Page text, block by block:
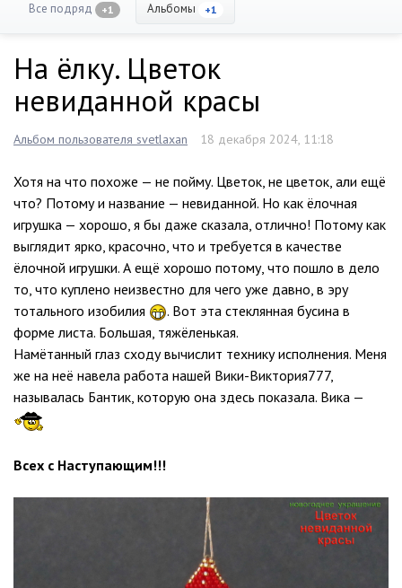
Все подряд +1 Альбомы +1
На ёлку. Цветок
невиданной красы
Альбом пользователя svetlaxan 18 декабря 2024, 11:18
Хотя на что похоже — не пойму. Цветок, не цветок, али ещё
что? Потому и название — невиданной. Но как ёлочная
игрушка — хорошо, я бы даже сказала, отлично! Потому как
выглядит ярко, красочно, что и требуется в качестве
ёлочной игрушки. А ещё хорошо потому, что пошло в дело
то, что куплено неизвестно для чего уже давно, в эру
тотального изобилия
. Вот эта стеклянная бусина в
форме листа. Большая, тяжёленькая.
Намётанный глаз сходу вычислит технику исполнения. Меня
же на неё навела работа нашей Вики-Виктория777,
называлась Бантик, которую она здесь показала. Вика —
Всех с Наступающим!!!